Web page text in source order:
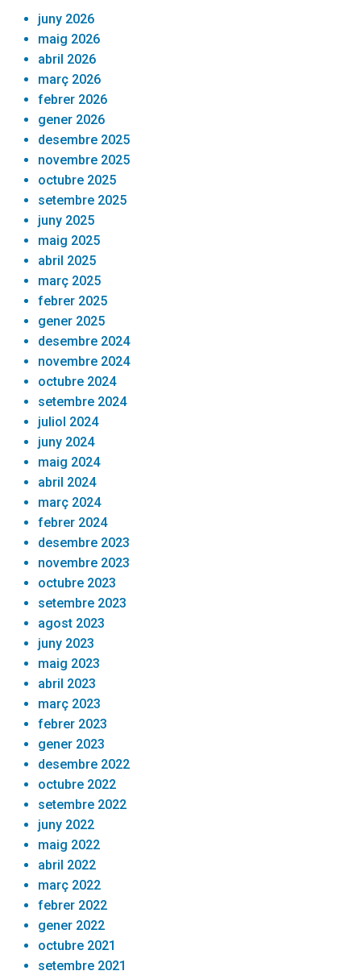
primària
juny 2026
maig 2026
abril 2026
març 2026
febrer 2026
gener 2026
desembre 2025
novembre 2025
octubre 2025
setembre 2025
juny 2025
maig 2025
abril 2025
març 2025
febrer 2025
gener 2025
desembre 2024
novembre 2024
octubre 2024
setembre 2024
juliol 2024
juny 2024
maig 2024
abril 2024
març 2024
febrer 2024
desembre 2023
novembre 2023
octubre 2023
setembre 2023
agost 2023
juny 2023
maig 2023
abril 2023
març 2023
febrer 2023
gener 2023
desembre 2022
octubre 2022
setembre 2022
juny 2022
maig 2022
abril 2022
març 2022
febrer 2022
gener 2022
octubre 2021
setembre 2021